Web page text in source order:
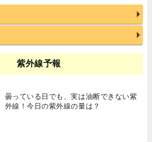
紫外線予報
曇っている日でも、実は油断できない紫
外線！今日の紫外線の量は？